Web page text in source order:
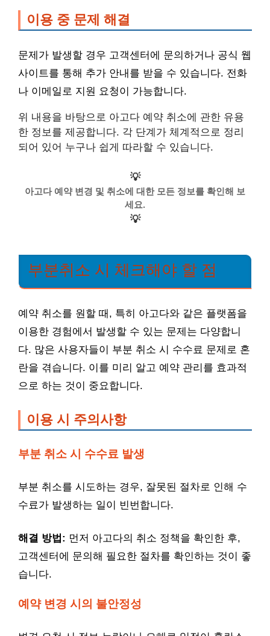
이용 중 문제 해결
문제가 발생할 경우 고객센터에 문의하거나 공식 웹
사이트를 통해 추가 안내를 받을 수 있습니다. 전화
나 이메일로 지원 요청이 가능합니다.
위 내용을 바탕으로 아고다 예약 취소에 관한 유용
한 정보를 제공합니다. 각 단계가 체계적으로 정리
되어 있어 누구나 쉽게 따라할 수 있습니다.
💡
아고다 예약 변경 및 취소에 대한 모든 정보를 확인해 보
세요.
💡
부분취소 시 체크해야 할 점
예약 취소를 원할 때, 특히 아고다와 같은 플랫폼을
이용한 경험에서 발생할 수 있는 문제는 다양합니
다. 많은 사용자들이 부분 취소 시 수수료 문제로 혼
란을 겪습니다. 이를 미리 알고 예약 관리를 효과적
으로 하는 것이 중요합니다.
이용 시 주의사항
부분 취소 시 수수료 발생
부분 취소를 시도하는 경우, 잘못된 절차로 인해 수
수료가 발생하는 일이 빈번합니다.
해결 방법: 먼저 아고다의 취소 정책을 확인한 후,
고객센터에 문의해 필요한 절차를 확인하는 것이 좋
습니다.
예약 변경 시의 불안정성